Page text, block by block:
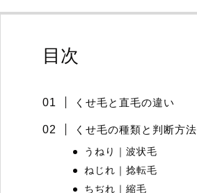
目次
くせ毛と直毛の違い
くせ毛の種類と判断方法
うねり｜波状毛
ねじれ｜捻転毛
ちぢれ｜縮毛